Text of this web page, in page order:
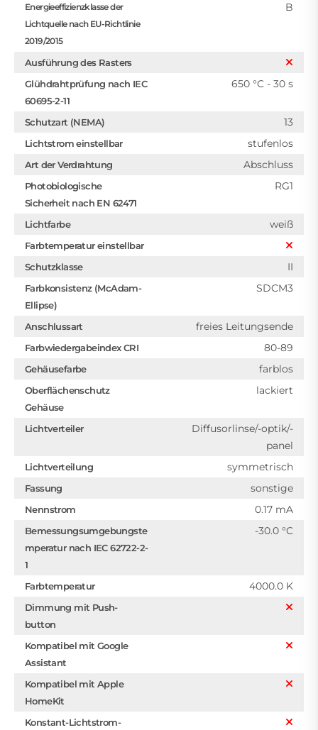
Energieeffizienzklasse der
Lichtquelle nach EU-Richtlinie
2019/2015
B
Ausführung des Rasters
Glühdrahtprüfung nach IEC
60695-2-11
650 °C - 30 s
Schutzart (NEMA) 13
Lichtstrom einstellbar stufenlos
Art der Verdrahtung Abschluss
Photobiologische
Sicherheit nach EN 62471
RG1
Lichtfarbe weiß
Farbtemperatur einstellbar
Schutzklasse
II
Farbkonsistenz (McAdam-
Ellipse)
SDCM3
Anschlussart freies Leitungsende
Farbwiedergabeindex CRI 80-89
Gehäusefarbe farblos
Oberflächenschutz
Gehäuse
lackiert
Lichtverteiler
Diffusorlinse/-optik/-
panel
Lichtverteilung symmetrisch
Fassung sonstige
Nennstrom 0.17 mA
Bemessungsumgebungste
mperatur nach IEC 62722-2-
1
-30.0 °C
Farbtemperatur 4000.0 K
Dimmung mit Push-
button
Kompatibel mit Google
Assistant
Kompatibel mit Apple
HomeKit
Konstant-Lichtstrom-